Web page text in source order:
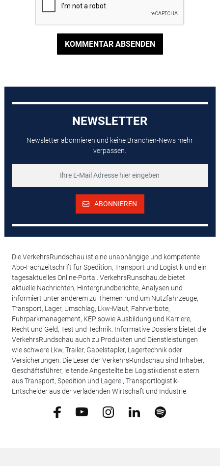
KOMMENTAR ABSENDEN
NEWSLETTER
Newsletter abonnieren und keine Branchen-News mehr
verpassen.
ABONNIEREN
Die VerkehrsRundschau ist eine unabhängige und kompetente
Abo-Fachzeitschrift für Spedition, Transport und Logistik und ein
tagesaktuelles Online-Portal. VerkehrsRunschau.de bietet
aktuelle Nachrichten, Hintergrundberichte, Analysen und
informiert unter anderem zu Themen rund um Nutzfahrzeuge,
Transport, Lager, Umschlag, Lkw-Maut, Fahrverbote,
Fuhrparkmanagement, KEP sowie Ausbildung und Karriere,
Recht und Geld, Test und Technik. Informative Dossiers bietet die
VerkehrsRundschau auch zu Produkten und Dienstleistungen
wie schwere Lkw, Trailer, Gabelstapler, Lagertechnik oder
Versicherungen. Die Leser der VerkehrsRundschau sind Inhaber,
Geschäftsführer, leitende Angestellte bei Logistikdienstleistern
aus Transport, Spedition und Lagerei, Transportlogistik-
Entscheider aus der verladenden Wirtschaft und Industrie.